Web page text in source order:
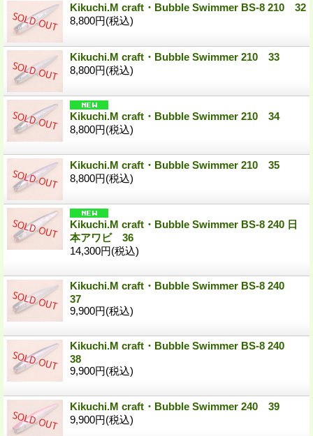
Kikuchi.M craft・Bubble Swimmer BS-8 210 32
8,800円(税込)
Kikuchi.M craft・Bubble Swimmer 210 33
8,800円(税込)
Kikuchi.M craft・Bubble Swimmer 210 34
8,800円(税込)
Kikuchi.M craft・Bubble Swimmer 210 35
8,800円(税込)
Kikuchi.M craft・Bubble Swimmer BS-8 240 日
本アワビ 36
14,300円(税込)
Kikuchi.M craft・Bubble Swimmer BS-8 240
37
9,900円(税込)
Kikuchi.M craft・Bubble Swimmer BS-8 240
38
9,900円(税込)
Kikuchi.M craft・Bubble Swimmer 240 39
9,900円(税込)